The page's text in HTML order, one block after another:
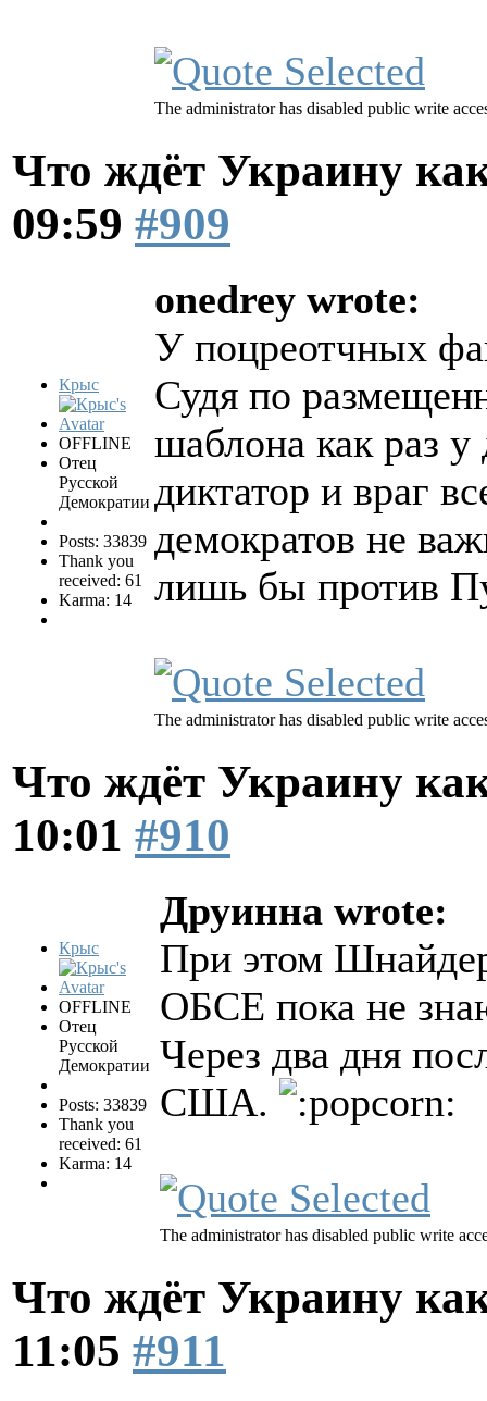
The administrator has disabled public write
Что ждёт Украину
09:59 #909
Крыс
OFFLINE
Отец
Русской
Демократии
Posts: 33839
Thank you
received: 61
Karma: 14
onedrey wrote:
У поцреотчных
Судя по
шаблона как раз
диктатор и враг
демократов не
лишь бы против
The administrator has disabled public write
Что ждёт Украину
10:01 #910
Крыс
OFFLINE
Отец
Русской
Демократии
Posts: 33839
Thank you
received: 61
Karma: 14
Друинна wrote:
При этом
ОБСЕ пока не
Через два дня
США.
The administrator has disabled public write
Что ждёт Украину
11:05 #911